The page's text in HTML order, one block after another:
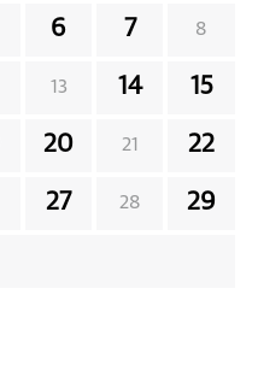
6 7 8
13 14 15
20 21 22
27 28 29